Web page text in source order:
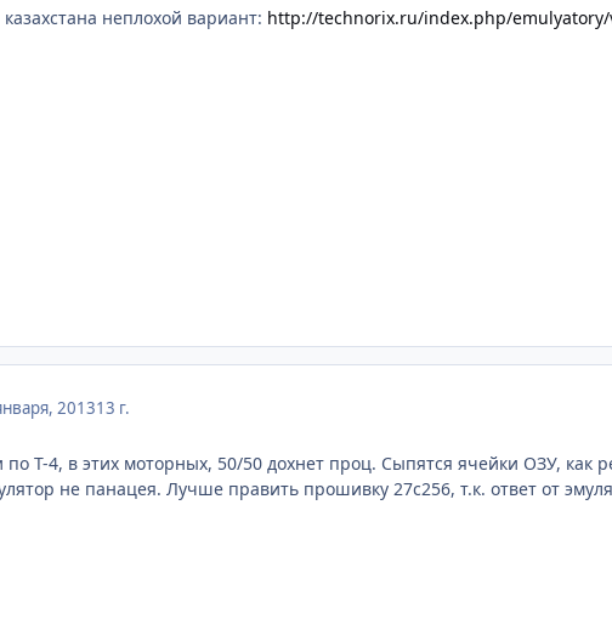
неплохой вариант: http://technorix.ru/index.php/
201313 г.
Т-4, в этих моторных, 50/50 дохнет проц. Сыпятся ячейки ОЗУ, как
не панацея. Лучше править прошивку 27с256, т.к. ответ от